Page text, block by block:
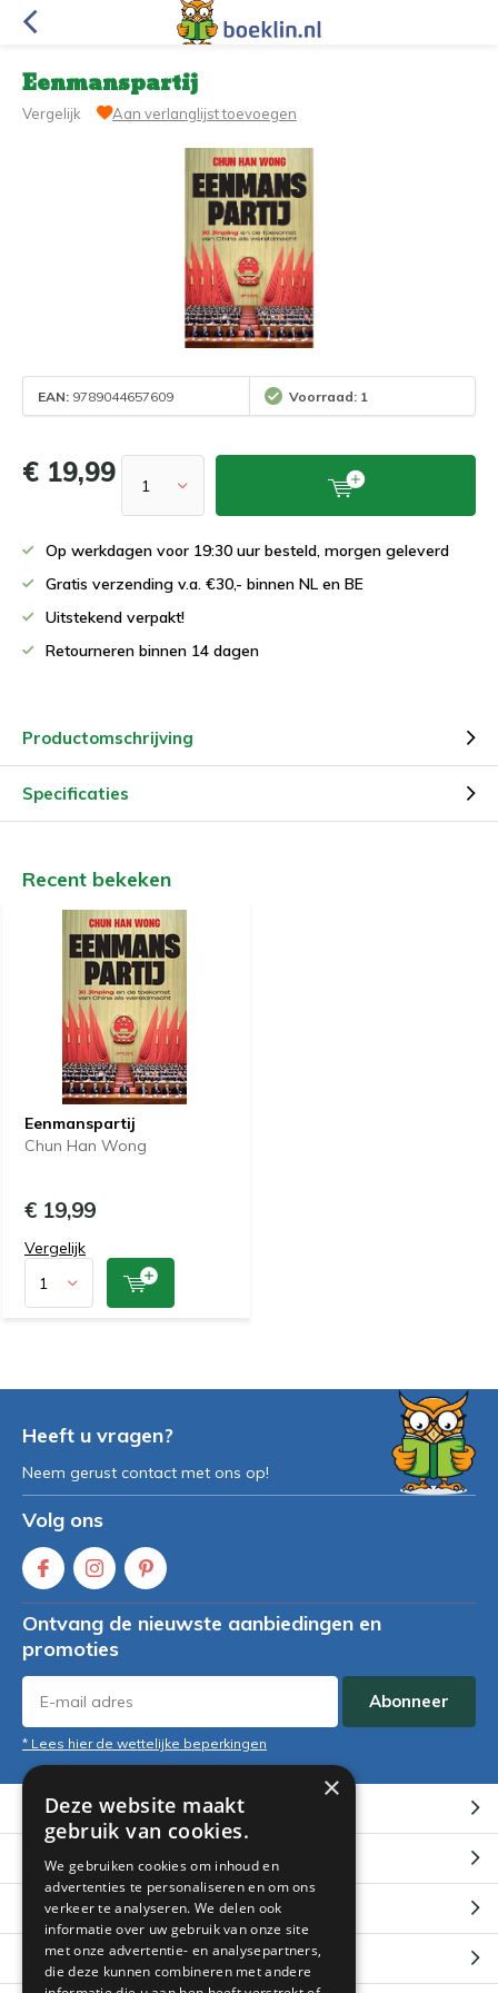
Eenmanspartij
Vergelijk Aan verlanglijst toevoegen
EAN: 9789044657609 Voorraad: 1
€ 19,99
Op werkdagen voor 19:30 uur besteld, morgen geleverd
Gratis verzending v.a. €30,- binnen NL en BE
Uitstekend verpakt!
Retourneren binnen 14 dagen
Productomschrijving
Specificaties
Recent bekeken
Eenmanspartij
Chun Han Wong
€ 19,99
Vergelijk
Heeft u vragen?
Neem gerust contact met ons op!
Volg ons
Ontvang de nieuwste aanbiedingen en
promoties
Abonneer
* Lees hier de wettelijke beperkingen
Klantenservice
Mijn account
Categorieën
Contact
×
Deze website maakt
gebruik van cookies.
We gebruiken cookies om inhoud en
advertenties te personaliseren en om ons
verkeer te analyseren. We delen ook
informatie over uw gebruik van onze site
met onze advertentie- en analysepartners,
die deze kunnen combineren met andere